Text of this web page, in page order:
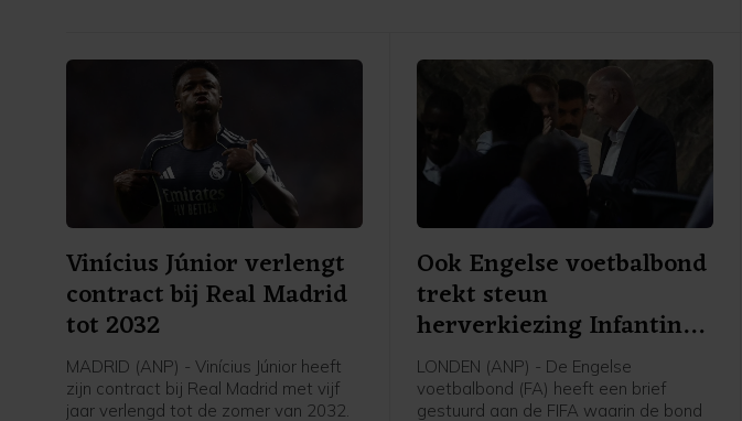
Vinícius Júnior verlengt
contract bij Real Madrid
tot 2032
MADRID (ANP) - Vinícius Júnior heeft
zijn contract bij Real Madrid met vijf
jaar verlengd tot de zomer van 2032.
Ook Engelse voetbalbond
trekt steun
herverkiezing Infantino
in
LONDEN (ANP) - De Engelse
voetbalbond (FA) heeft een brief
gestuurd aan de FIFA waarin de bond